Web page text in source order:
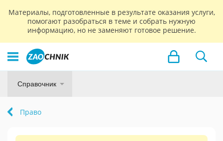
Материалы, подготовленные в результате оказания услуги,
помогают разобраться в теме и собрать нужную
информацию, но не заменяют готовое решение.
Справочник
Право